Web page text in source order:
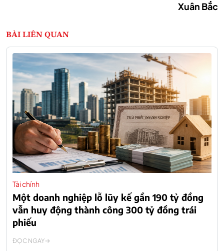
Xuân Bắc
BÀI LIÊN QUAN
Tài chính
Một doanh nghiệp lỗ lũy kế gần 190 tỷ đồng
vẫn huy động thành công 300 tỷ đồng trái
phiếu
ĐỌC NGAY